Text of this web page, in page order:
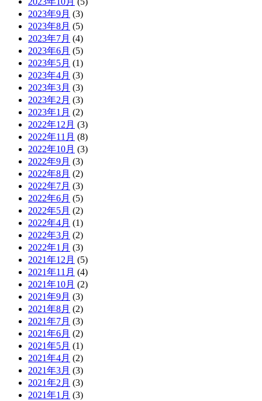
2023年9月 (3)
2023年8月 (5)
2023年7月 (4)
2023年6月 (5)
2023年5月 (1)
2023年4月 (3)
2023年3月 (3)
2023年2月 (3)
2023年1月 (2)
2022年12月 (3)
2022年11月 (8)
2022年10月 (3)
2022年9月 (3)
2022年8月 (2)
2022年7月 (3)
2022年6月 (5)
2022年5月 (2)
2022年4月 (1)
2022年3月 (2)
2022年1月 (3)
2021年12月 (5)
2021年11月 (4)
2021年10月 (2)
2021年9月 (3)
2021年8月 (2)
2021年7月 (3)
2021年6月 (2)
2021年5月 (1)
2021年4月 (2)
2021年3月 (3)
2021年2月 (3)
2021年1月 (3)